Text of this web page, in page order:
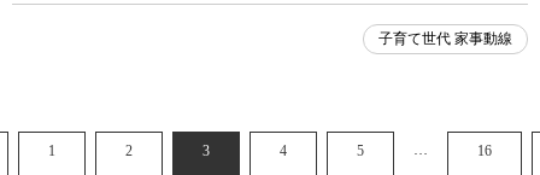
子育て世代 家事動線
1 2 3 4 5 … 16